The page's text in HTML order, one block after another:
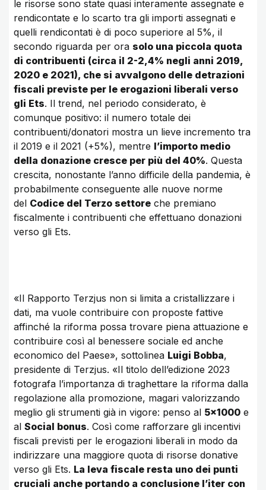
le risorse sono state quasi interamente assegnate e
rendicontate e lo scarto tra gli importi assegnati e
quelli rendicontati è di poco superiore al 5%, il
secondo riguarda per ora solo una piccola quota
di contribuenti (circa il 2-2,4% negli anni 2019,
2020 e 2021), che si avvalgono delle detrazioni
fiscali previste per le erogazioni liberali verso
gli Ets. Il trend, nel periodo considerato, è
comunque positivo: il numero totale dei
contribuenti/donatori mostra un lieve incremento tra
il 2019 e il 2021 (+5%), mentre l’importo medio
della donazione cresce per più del 40%. Questa
crescita, nonostante l’anno difficile della pandemia, è
probabilmente conseguente alle nuove norme
del Codice del Terzo settore che premiano
fiscalmente i contribuenti che effettuano donazioni
verso gli Ets.
«Il Rapporto Terzjus non si limita a cristallizzare i
dati, ma vuole contribuire con proposte fattive
affinché la riforma possa trovare piena attuazione e
contribuire così al benessere sociale ed anche
economico del Paese», sottolinea Luigi Bobba,
presidente di Terzjus. «Il titolo dell’edizione 2023
fotografa l’importanza di traghettare la riforma dalla
regolazione alla promozione, magari valorizzando
meglio gli strumenti già in vigore: penso al 5×1000 e
al Social bonus. Così come rafforzare gli incentivi
fiscali previsti per le erogazioni liberali in modo da
indirizzare una maggiore quota di risorse donative
verso gli Ets. La leva fiscale resta uno dei punti
cruciali anche portando a conclusione l’iter con